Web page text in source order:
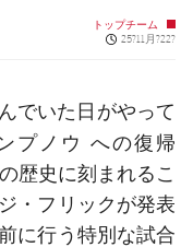
トップチーム
Published
25?11月?22?
でいた日がやって
プノウ への復帰
歴史に刻まれるこ
・フリックが発表
に行う特別な試合